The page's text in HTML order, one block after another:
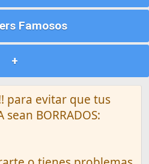
Famosos
+
!! para evitar que tus
sean BORRADOS: